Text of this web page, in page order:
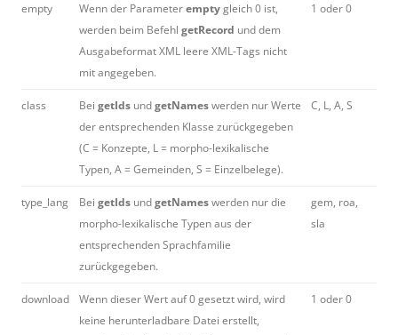
empty Wenn der Parameteremptygleich 0 ist,
werden beim Befehl getRecord und dem
Ausgabeformat XML leere XML-Tags nicht
mit angegeben.
1 oder 0
class Bei getIds undgetNameswerden nur Werte
der entsprechenden Klasse zurückgegeben
(C = Konzepte, L = morpho-lexikalische
Typen, A = Gemeinden, S = Einzelbelege).
C, L, A, S
type_lang Bei getIds undgetNameswerden nur die
morpho-lexikalische Typen aus der
entsprechenden Sprachfamilie
zurückgegeben.
gem, roa,
sla
download
Wenn dieser Wert auf 0 gesetzt wird, wird
keine herunterladbare Datei erstellt,
1 oder 0